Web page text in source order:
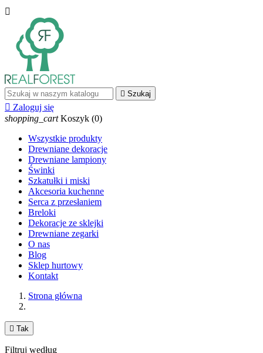

 Szukaj
 Zaloguj się
shopping_cart Koszyk (0)
Wszystkie produkty
Drewniane dekoracje
Drewniane lampiony
Świnki
Szkatułki i miski
Akcesoria kuchenne
Serca z przesłaniem
Breloki
Dekoracje ze sklejki
Drewniane zegarki
O nas
Blog
Sklep hurtowy
Kontakt
Strona główna
 Tak
Filtruj według